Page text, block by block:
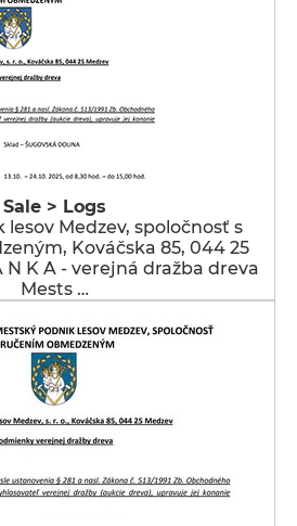
Sale > Logs
Medzev, spoločnosť s
Kováčska 85, 044 25
N K A - verejná dražba dreva
Mests …